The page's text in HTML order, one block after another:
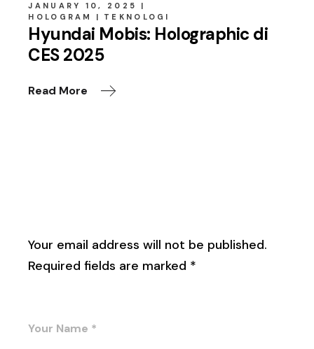
JANUARY 10, 2025
HOLOGRAM
TEKNOLOGI
Hyundai Mobis: Holographic di
CES 2025
Read More
Your email address will not be published.
Required fields are marked *